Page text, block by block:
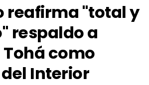
reafirma "total y
respaldo a
como
Interior